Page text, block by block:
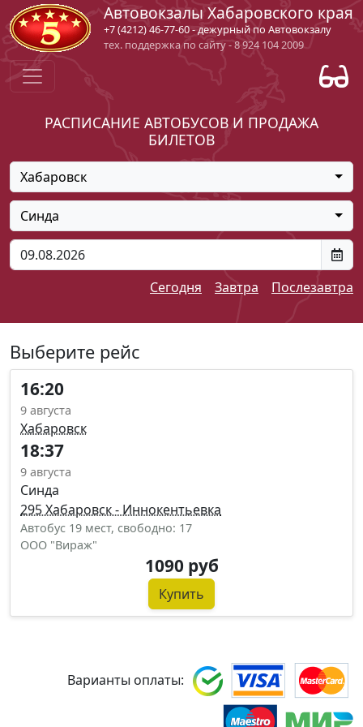
Автовокзалы Хабаровского края
+7 (4212) 46-77-60 - дежурный по Автовокзалу
тех. поддержка по сайту - 8 924 104 2009
РАСПИСАНИЕ АВТОБУСОВ И ПРОДАЖА
БИЛЕТОВ
Хабаровск
Синда
Сегодня Завтра Послезавтра
Выберите рейс
16:20
9 августа
Хабаровск
18:37
9 августа
Синда
295 Хабаровск - Иннокентьевка
Автобус 19 мест, свободно: 17
ООО "Вираж"
1090 руб
Купить
Варианты оплаты: